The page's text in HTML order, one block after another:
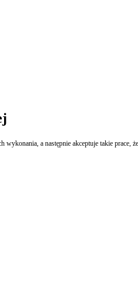
a następnie akceptuje takie prace,